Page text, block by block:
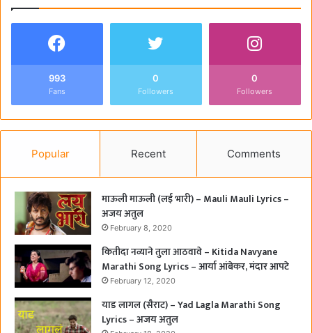
993
Fans
0
Followers
0
Followers
Popular Recent Comments
माऊली माऊली (लई भारी) – Mauli Mauli Lyrics –
अजय अतुल
February 8, 2020
कितीदा नव्याने तुला आठवावे – Kitida Navyane
Marathi Song Lyrics – आर्या आंबेकर, मंदार आपटे
February 12, 2020
याड लागल (सैराट) – Yad Lagla Marathi Song
Lyrics – अजय अतुल